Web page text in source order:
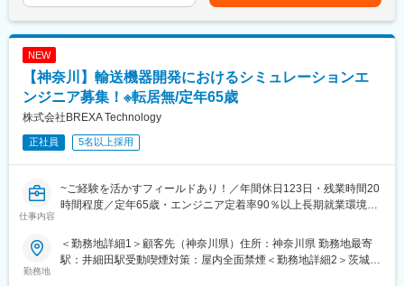
先4,000社（グループ計）
■歓迎条件：
別途記載の必須条件に併せ、以下経験等をお持ちの方は歓迎で
す。
とがある方
ある方
◇プラントの合理化や能力増強などの設備投資の経験がある方
◇次の資格を持っている方：放射線取扱主任技術者、危険物甲
種、高圧ガス甲種、エネルギー管理士、ボイラー技士、電気主任
NEW
【神奈川】輸送機器開発におけるシミュレーションエ
ンジニア募集！※転居無/定年65歳
株式会社BREXA Technology
正社員 5名以上採用
仕事内容
~ご経験を活かすフィールドあり！／年間休日123日・残業時間20
時間程度／定年65歳・エンジニア定着率90％以上長期就業環境あ
弊社大手クライアント先にて自動車の急速充電器モデル作成と検
勤務地
＜勤務地詳細1＞顧客先（神奈川県）住所：神奈川県 勤務地最寄
駅：井細田駅受動喫煙対策：屋内全面禁煙＜勤務地詳細2＞茨城県